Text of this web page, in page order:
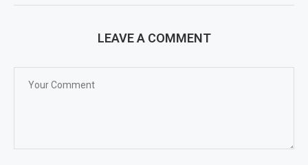
LEAVE A COMMENT